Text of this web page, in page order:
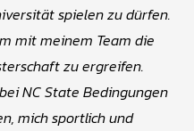
spielen zu dürfen.
mit meinem Team die
zu ergreifen.
NC State Bedingungen
mich sportlich und